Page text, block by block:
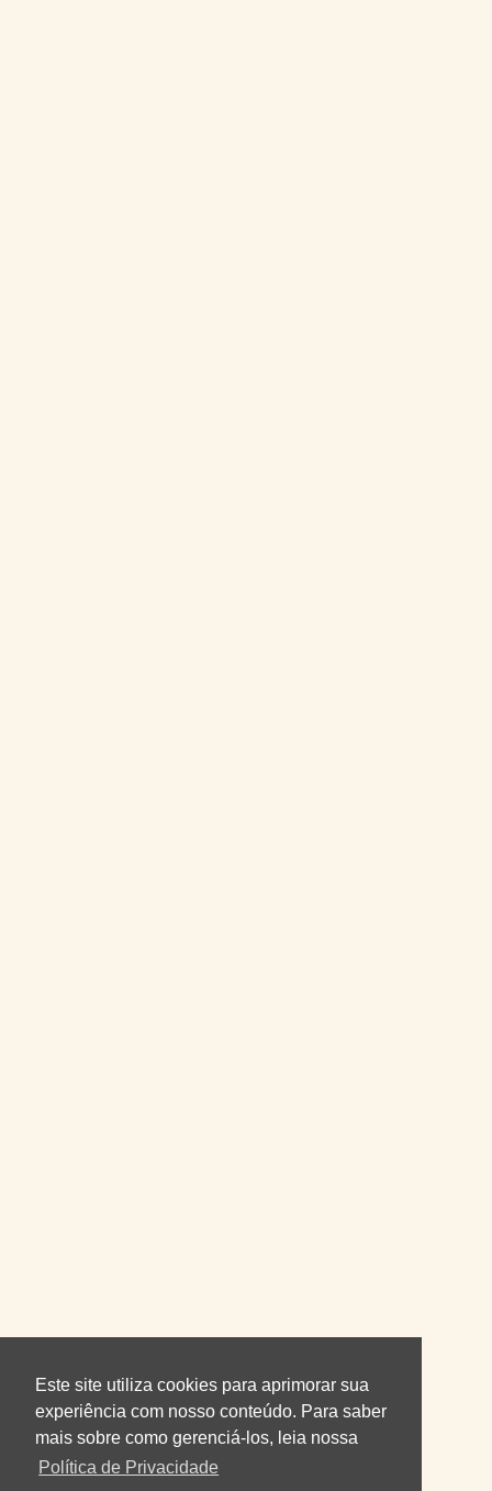
Este site utiliza cookies para aprimorar sua
experiência com nosso conteúdo. Para saber
mais sobre como gerenciá-los, leia nossa
Política de Privacidade